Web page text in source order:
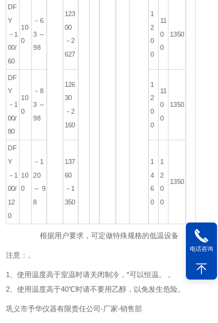
DF
Y
－1
00/
60
10
0
－6
3～
98
123
00
－2
627
1
2
0
0
11
0
0
1350
DF
Y
－1
00/
80
10
0
－8
3～
98
126
30
－2
160
1
2
0
0
11
0
0
1350
DF
Y
－1
00/
12
0
10
0
－1
20
～9
8
137
60
－1
350
1
4
6
0
1
2
0
0
1350
根据用户要求，可定做特殊规格的低温设备
注意：。
1、使用温度高于室温时请关闭制冷，*可以恒温。 。
2、使用温度高于40℃时请不要用乙醇，以免发生危险。
巩义市予华仪器有限责任公司-厂家-销售部
电话咨询